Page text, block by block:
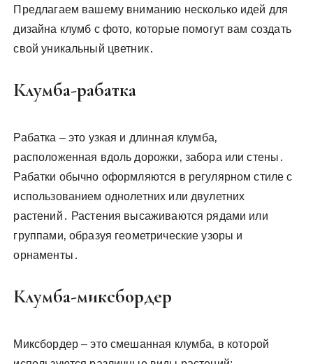
Предлагаем вашему вниманию несколько идей для
дизайна клумб с фото‚ которые помогут вам создать
свой уникальный цветник․
Клумба-рабатка
Рабатка – это узкая и длинная клумба‚
расположенная вдоль дорожки‚ забора или стены․
Рабатки обычно оформляются в регулярном стиле с
использованием однолетних или двулетних
растений․ Растения высаживаются рядами или
группами‚ образуя геометрические узоры и
орнаменты․
Клумба-миксбордер
Миксбордер – это смешанная клумба‚ в которой